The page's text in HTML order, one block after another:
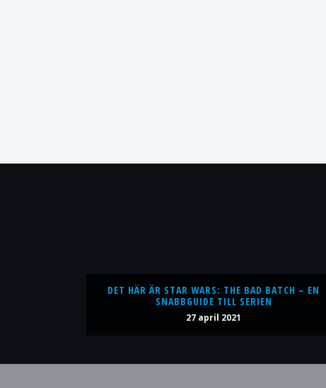
DET HÄR ÄR STAR WARS: THE BAD BATCH – EN
SNABBGUIDE TILL SERIEN
27 april 2021